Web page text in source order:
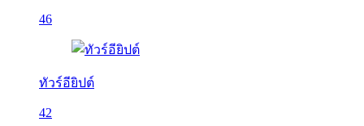
46
ทัวร์อียิปต์
42